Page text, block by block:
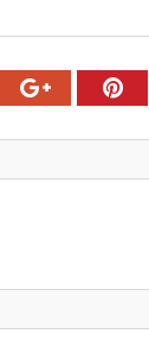
Google+